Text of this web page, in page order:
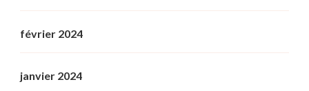
février 2024
janvier 2024